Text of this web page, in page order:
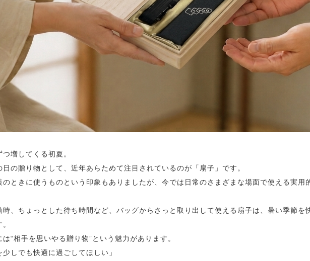
増してくる初夏。
日の贈り物として、近年あらためて注目されているのが「扇子」です。
のときに使うものという印象もありましたが、今では日常のさまざまな場面で使える実用
時、ちょっとした待ち時間など、バッグからさっと取り出して使える扇子は、暑い季節を
は“相手を思いやる贈り物”という魅力があります。
少しでも快適に過ごしてほしい」